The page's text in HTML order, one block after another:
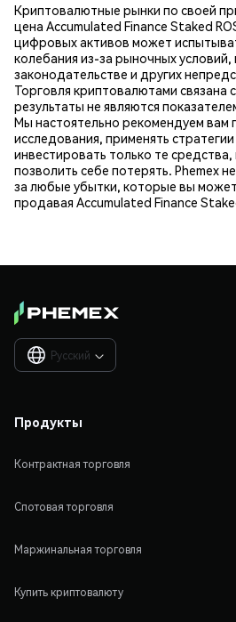
Криптовалютные рынки по своей
цена Accumulated Finance Staked
цифровых активов может
колебания из-за рыночных условий,
законодательстве и других
Торговля криптовалютами связана
результаты не являются
Мы настоятельно рекомендуем вам
исследования, применять
инвестировать только те
позволить себе потерять. Phemex
за любые убытки, которые вы
продавая Accumulated Finance
Русский 
Продукты
Контрактная торговля
Спотовая торговля
Маржинальная торговля
Купить криптовалюту